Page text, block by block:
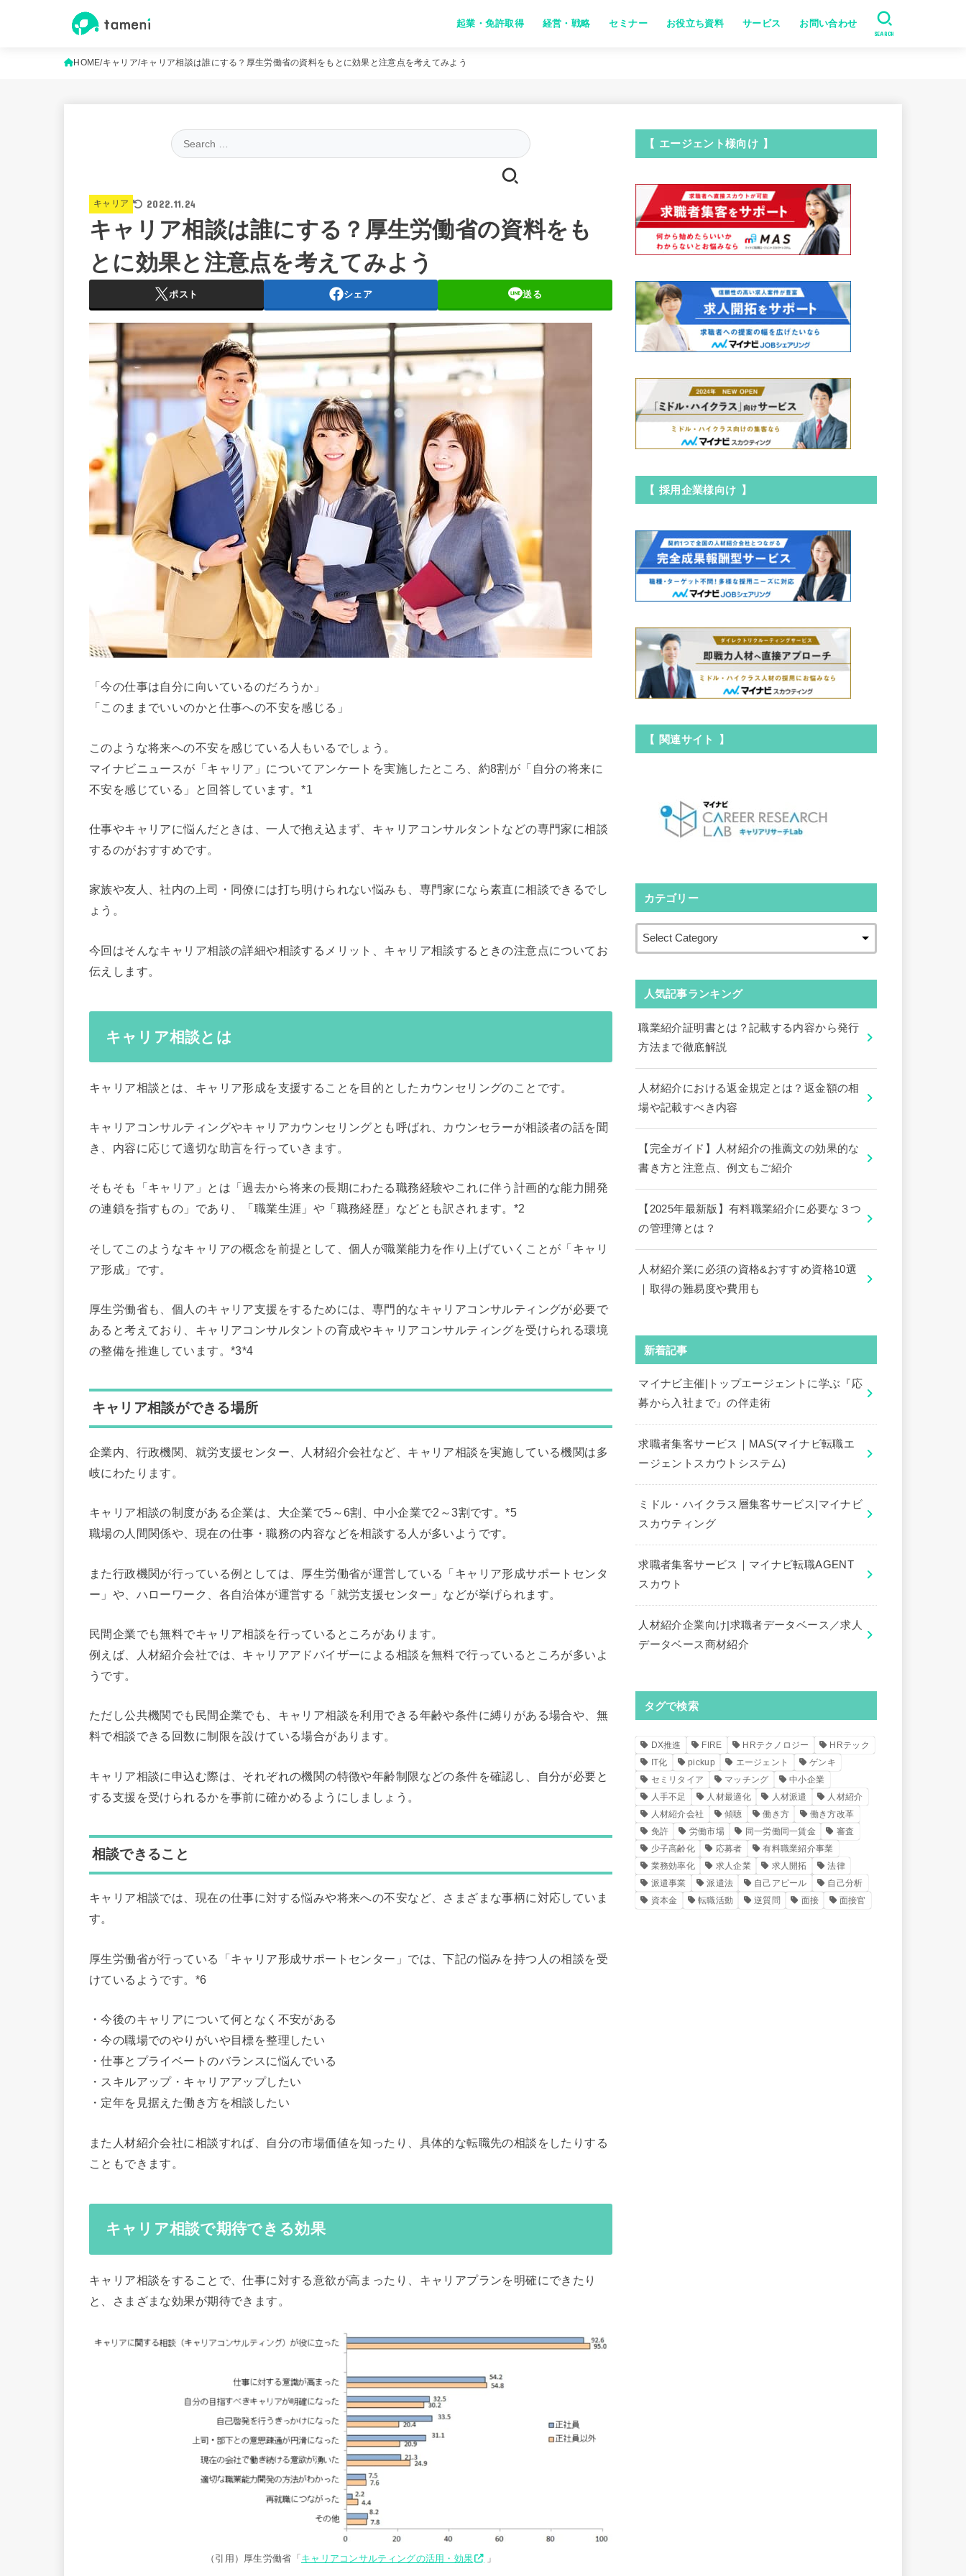
起業・免許取得 経営・戦略 セミナー お役立ち資料 サービス お問い合わせ
SEARCH
HOME キャリア キャリア相談は誰にする？厚生労働省の資料をもとに効果と注意点を考えてみよう
for:
キャリア 2022.11.24
キャリア相談は誰にする？厚生労働省の資料をも
とに効果と注意点を考えてみよう
ポスト シェア 送る
「今の仕事は自分に向いているのだろうか」
「このままでいいのかと仕事への不安を感じる」
このような将来への不安を感じている人もいるでしょう。
マイナビニュースが「キャリア」についてアンケートを実施したところ、約8割が「自分の将来に
不安を感じている」と回答しています。*1
仕事やキャリアに悩んだときは、一人で抱え込まず、キャリアコンサルタントなどの専門家に相談
するのがおすすめです。
家族や友人、社内の上司・同僚には打ち明けられない悩みも、専門家になら素直に相談できるでし
ょう。
今回はそんなキャリア相談の詳細や相談するメリット、キャリア相談するときの注意点についてお
伝えします。
キャリア相談とは
キャリア相談とは、キャリア形成を支援することを目的としたカウンセリングのことです。
キャリアコンサルティングやキャリアカウンセリングとも呼ばれ、カウンセラーが相談者の話を聞
き、内容に応じて適切な助言を行っていきます。
そもそも「キャリア」とは「過去から将来の長期にわたる職務経験やこれに伴う計画的な能力開発
の連鎖を指すもの」であり、「職業生涯」や「職務経歴」などとも訳されます。*2
そしてこのようなキャリアの概念を前提として、個人が職業能力を作り上げていくことが「キャリ
ア形成」です。
厚生労働省も、個人のキャリア支援をするためには、専門的なキャリアコンサルティングが必要で
あると考えており、キャリアコンサルタントの育成やキャリアコンサルティングを受けられる環境
の整備を推進しています。*3*4
キャリア相談ができる場所
企業内、行政機関、就労支援センター、人材紹介会社など、キャリア相談を実施している機関は多
岐にわたります。
キャリア相談の制度がある企業は、大企業で5～6割、中小企業で2～3割です。*5
職場の人間関係や、現在の仕事・職務の内容などを相談する人が多いようです。
また行政機関が行っている例としては、厚生労働省が運営している「キャリア形成サポートセンタ
ー」や、ハローワーク、各自治体が運営する「就労支援センター」などが挙げられます。
民間企業でも無料でキャリア相談を行っているところがあります。
例えば、人材紹介会社では、キャリアアドバイザーによる相談を無料で行っているところが多いよ
うです。
ただし公共機関でも民間企業でも、キャリア相談を利用できる年齢や条件に縛りがある場合や、無
料で相談できる回数に制限を設けている場合があります。
キャリア相談に申込む際は、それぞれの機関の特徴や年齢制限などの条件を確認し、自分が必要と
する支援を受けられるかを事前に確かめるようにしましょう。
相談できること
キャリア相談では、現在の仕事に対する悩みや将来への不安など、さまざまな事柄に対応していま
す。
厚生労働省が行っている「キャリア形成サポートセンター」では、下記の悩みを持つ人の相談を受
けているようです。*6
・今後のキャリアについて何となく不安がある
・今の職場でのやりがいや目標を整理したい
・仕事とプライベートのバランスに悩んでいる
・スキルアップ・キャリアアップしたい
・定年を見据えた働き方を相談したい
また人材紹介会社に相談すれば、自分の市場価値を知ったり、具体的な転職先の相談をしたりする
こともできます。
キャリア相談で期待できる効果
キャリア相談をすることで、仕事に対する意欲が高まったり、キャリアプランを明確にできたり
と、さまざまな効果が期待できます。
（引用）厚生労働省「 キャリアコンサルティングの活用・効果 」
【 エージェント様向け 】
【 採用企業様向け 】
【 関連サイト 】
カテゴリー
人気記事ランキング
職業紹介証明書とは？記載する内容から発行
方法まで徹底解説
人材紹介における返金規定とは？返金額の相
場や記載すべき内容
【完全ガイド】人材紹介の推薦文の効果的な
書き方と注意点、例文もご紹介
【2025年最新版】有料職業紹介に必要な３つ
の管理簿とは？
人材紹介業に必須の資格&おすすめ資格10選
｜取得の難易度や費用も
新着記事
マイナビ主催|トップエージェントに学ぶ『応
募から入社まで』の伴走術
求職者集客サービス｜MAS(マイナビ転職エ
ージェントスカウトシステム)
ミドル・ハイクラス層集客サービス|マイナビ
スカウティング
求職者集客サービス｜マイナビ転職AGENT
スカウト
人材紹介企業向け|求職者データベース／求人
データベース商材紹介
タグで検索
DX推進 FIRE HRテクノロジー
HRテック
IT化
pickup エージェント
ゲンキ
セミリタイア
マッチング
中小企業
人手不足
人材最適化 人材派遣
人材紹介
人材紹介会社
傾聴 働き方
働き方改革
免許
労働市場 同一労働同一賃金
審査
少子高齢化
応募者
有料職業紹介事業
業務効率化
求人企業 求人開拓
法律
派遣事業
派遣法 自己アピール
自己分析
資本金
転職活動 逆質問 面接 面接官